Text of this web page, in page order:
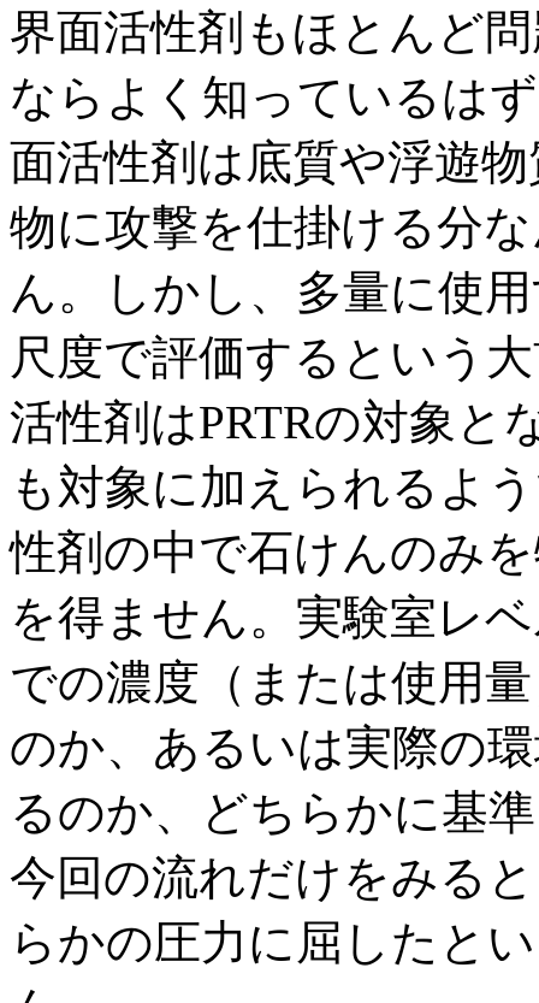
界面活性剤もほとんど
ならよく知っているは
面活性剤は底質や浮遊
物に攻撃を仕掛ける分
ん。しかし、多量に使
尺度で評価するという
活性剤はPRTRの対象と
も対象に加えられるよ
性剤の中で石けんのみ
を得ません。実験室レ
での濃度（または使用
のか、あるいは実際の
るのか、どちらかに基
今回の流れだけをみる
らかの圧力に屈したと